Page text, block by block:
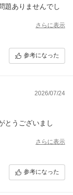
題ありませんでし
さらに表示
参考になった
2026/07/24
とうございまし
さらに表示
参考になった